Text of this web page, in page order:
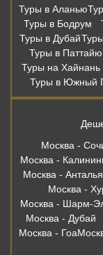
Туры в Аланью
Туры в Бодрум
Туры в Дубай
Туры в Паттайю
Туры на Хайнань
Туры в Южный
Москва -
Москва -
Москва - Анталья
Москва -
Москва - Шарм-
Москва - Дубай
Москва - Гоа